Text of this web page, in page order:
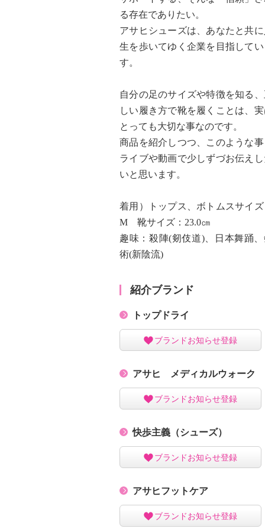
る存在でありたい。
アサヒシューズは、あなたと共
生を歩いてゆく企業を目指して
す。
自分の足のサイズや特徴を知る
しい履き方で靴を履くことは、
とっても大切な事なのです。
商品を紹介しつつ、このような
ライブや動画で少しずづお伝え
いと思います。
着用）トップス、ボトムスサイ
M 靴サイズ：23.0㎝
趣味：殺陣(剱伎道)、日本舞踊
術(新陰流)
紹介ブランド
トップドライ
ブランドお知らせ登録
アサヒ メディカルウォーク
ブランドお知らせ登録
快歩主義（シューズ）
ブランドお知らせ登録
アサヒフットケア
ブランドお知らせ登録